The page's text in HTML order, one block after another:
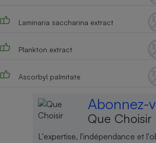
Laminaria saccharina extract
Plankton extract
Ascorbyl palmitate
Abonnez-
Que Choisir
L'expertise, l'indépendance et